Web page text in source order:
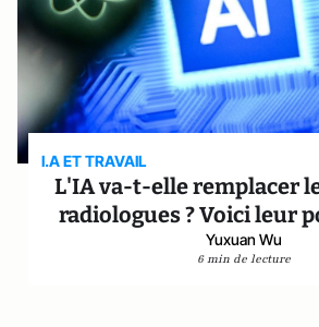
I.A ET TRAVAIL
L'IA va-t-elle remplacer
radiologues ? Voici leur
Yuxuan Wu
6 min de lecture